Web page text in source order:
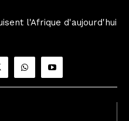
l'Afrique d'aujourd'hui